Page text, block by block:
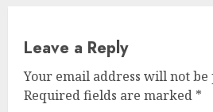
Leave a Reply
Your email address will not be
Required fields are marked *